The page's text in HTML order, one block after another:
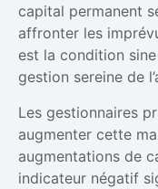
capital permanent
affronter les
est la condition
gestion sereine de
Les gestionnaires
augmenter cette
augmentations de
indicateur négatif